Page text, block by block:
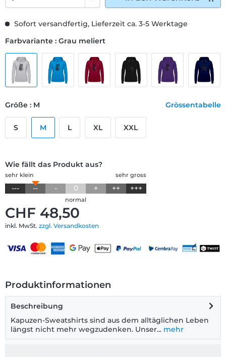
CHF 48,50
inkl. MwSt. zzgl. Versandkosten
Sofort versandfertig, Lieferzeit ca. 3-5 Werktage
Farbvariante : Grau meliert
Größe : M Grössentabelle
S M L XL XXL
Wie fällt das Produkt aus?
sehr gross
sehr klein
--- -- - 0 + ++ +++
normal
Produktinformationen
Beschreibung
Kapuzen-Sweatshirts sind aus dem alltäglichen Leben
längst nicht mehr wegzudenken. Unser... mehr